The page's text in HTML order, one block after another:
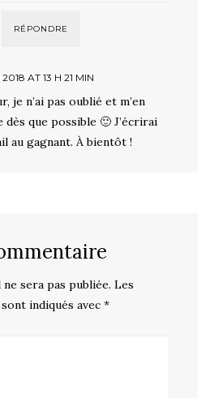
RÉPONDRE
AT 13 H 21 MIN
je n’ai pas oublié et m’en
dès que possible 🙂 J’écrirai
au gagnant. À bientôt !
sera pas publiée. Les
indiqués avec *